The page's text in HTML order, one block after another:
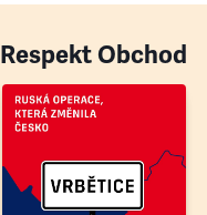
Respekt Obchod